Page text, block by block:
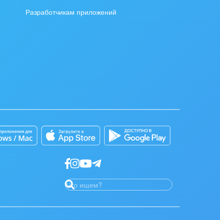
Разработчикам приложений